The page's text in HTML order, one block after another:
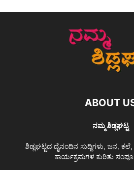
ABOUT
ನಮ್ಮ ಶಿಡ್ಲಘಟ್ಟ
ಶಿಡ್ಲಘಟ್ಟದ ದೈನಂದಿನ ಸುದ್ದಿಗಳು, ಜನ, ಕಲೆ,
ಕಾರ್ಯಕ್ರಮಗಳ ಕುರಿತು